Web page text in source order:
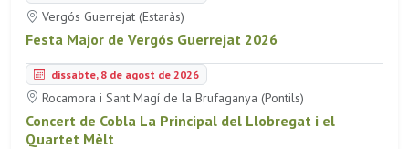
Vergós Guerrejat (Estaràs)
Festa Major de Vergós Guerrejat 2026
dissabte, 8 de agost de 2026
Rocamora i Sant Magí de la Brufaganya (Pontils)
Concert de Cobla La Principal del Llobregat i el
Quartet Mèlt